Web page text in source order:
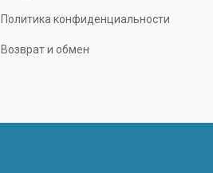
Политика конфиденциальности
Возврат и обмен